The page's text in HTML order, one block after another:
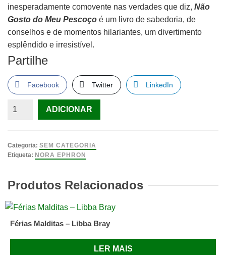
inesperadamente comovente nas verdades que diz, Não
Gosto do Meu Pescoço é um livro de sabedoria, de
conselhos e de momentos hilariantes, um divertimento
esplêndido e irresistível.
Partilhe
Facebook Twitter LinkedIn
Quantidade
Gosto
do
Pescoço
E
outros
ADICIONAR
Categoria: SEM CATEGORIA
Etiqueta: NORA EPHRON
Produtos Relacionados
Férias Malditas – Libba Bray
LER MAIS